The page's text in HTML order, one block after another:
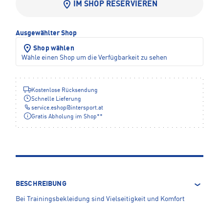
IM SHOP RESERVIEREN
Ausgewählter Shop
Shop wählen
Wähle einen Shop um die Verfügbarkeit zu sehen
Kostenlose Rücksendung
Schnelle Lieferung
service.eshop@intersport.at
Gratis Abholung im Shop**
BESCHREIBUNG
Bei Trainingsbekleidung sind Vielseitigkeit und Komfort